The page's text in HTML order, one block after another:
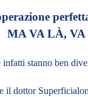
MA VA LÀ,
stanno ben
il dottor